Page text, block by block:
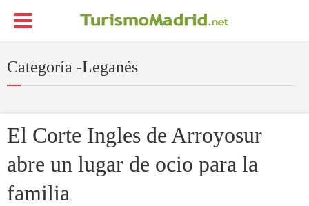
Categoría -Leganés
El Corte Ingles de Arroyosur
abre un lugar de ocio para la
familia